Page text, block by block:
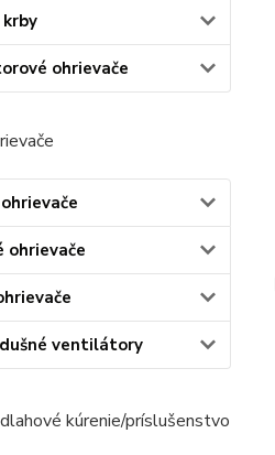
ohrievače
ohrievače
ventilátory
kúrenie/príslušenstvo